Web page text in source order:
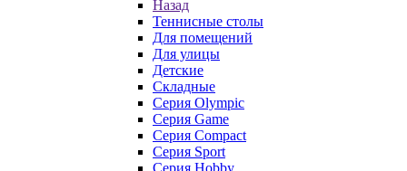
Назад
Теннисные столы
Для помещений
Для улицы
Детские
Складные
Серия Olympic
Серия Game
Серия Compact
Серия Sport
Серия Hobby